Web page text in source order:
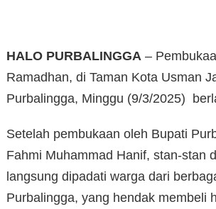
HALO PURBALINGGA –
Ramadhan, di Taman Kota Usman
Purbalingga, Minggu (9/3/2025)
Setelah pembukaan oleh Bupati
Fahmi Muhammad Hanif, stan-stan
langsung dipadati warga dari
Purbalingga, yang hendak membeli